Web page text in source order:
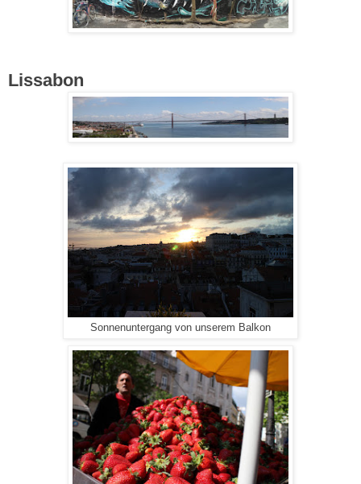
Lissabon
Sonnenuntergang von unserem Balkon